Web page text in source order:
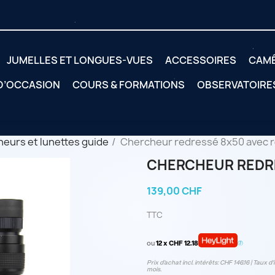
JUMELLES ET LONGUES-VUES ACCESSOIRES
COURS & FORMATIONS
et lunettes guide Chercheur redressé 8x50 avec
CHERCHEUR
139,00 CHF
TTC
ou12 x CHF 12.18
Prix d’achat incl. intérêts: CHF 146.16 | Taux
mois.